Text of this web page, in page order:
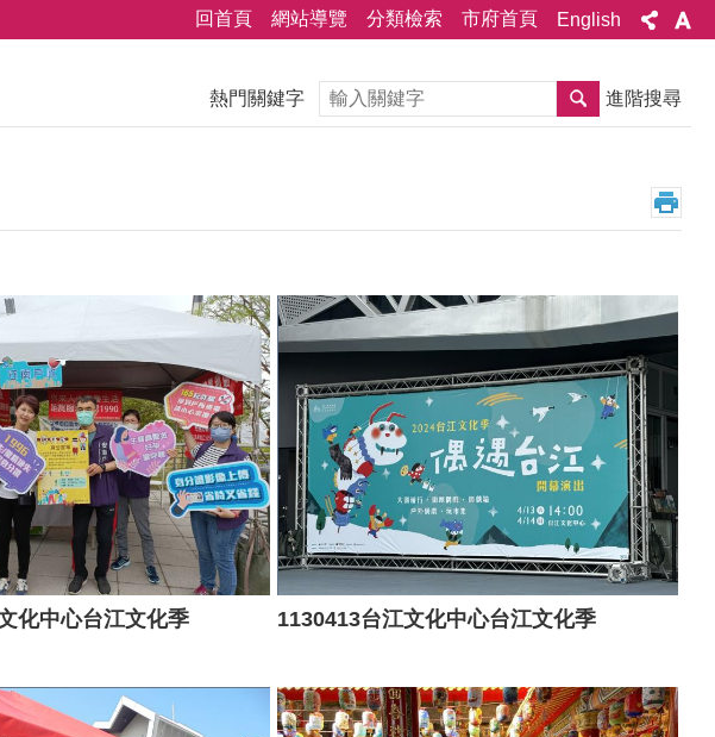
回首頁 網站導覽 分類檢索 市府首頁 English
熱門關鍵字 搜尋 進階搜尋
化中心台江文化季 1130413台江文化中心台江文化季